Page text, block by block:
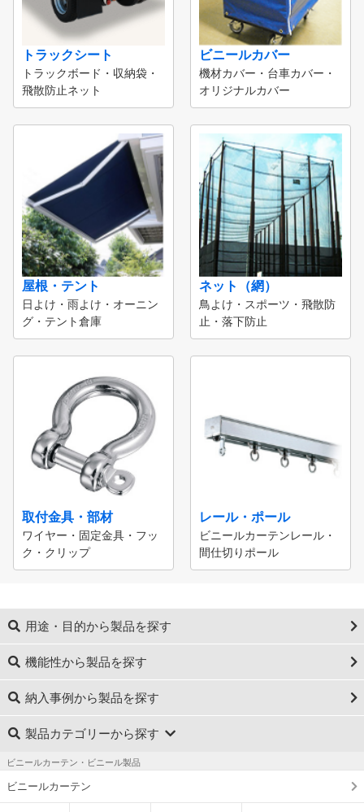
トラックシート
トラックボード・収納袋・
飛散防止ネット
ビニールカバー
機材カバー・台車カバー・
オリジナルカバー
屋根・テント
日よけ・雨よけ・オーニン
グ・テント倉庫
ネット（網）
鳥よけ・スポーツ・飛散防
止・落下防止
取付金具・部材
ワイヤー・固定金具・フッ
ク・クリップ
レール・ポール
ビニールカーテンレール・
間仕切りポール
用途・目的から製品を探す
機能性から製品を探す
納入事例から製品を探す
製品カテゴリーから探す
ビニールカーテン・ビニール製品
ビニールカーテン